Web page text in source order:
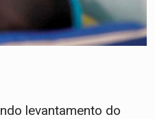
levantamento do